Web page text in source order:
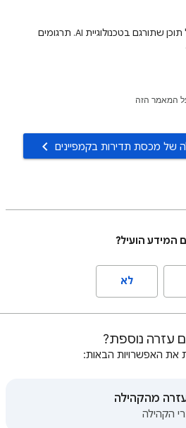
יכול להיות שהדף הזה מכיל תוכן שתורגם בטכנולוגיית AI. תרגומים
המאמר הזה
של מכסת תדירות בקמפיינים
המידע הועיל?
לא
עזרה נוספת?
את האפשרויות הבאות:
מהקהילה
הקהילה